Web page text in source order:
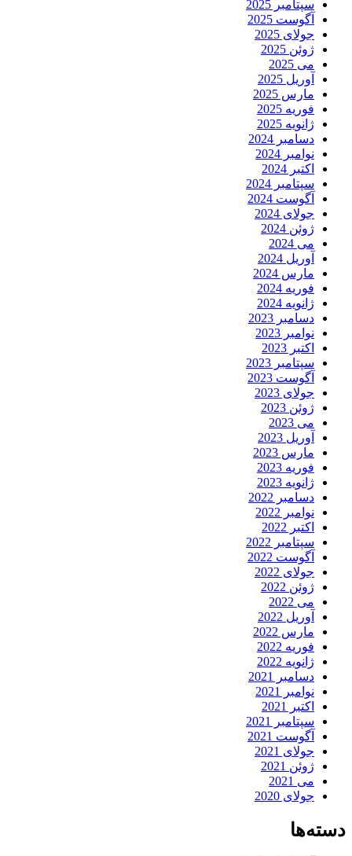
سپتامبر 2025
آگوست 2025
جولای 2025
ژوئن 2025
می 2025
آوریل 2025
مارس 2025
فوریه 2025
ژانویه 2025
دسامبر 2024
نوامبر 2024
اکتبر 2024
سپتامبر 2024
آگوست 2024
جولای 2024
ژوئن 2024
می 2024
آوریل 2024
مارس 2024
فوریه 2024
ژانویه 2024
دسامبر 2023
نوامبر 2023
اکتبر 2023
سپتامبر 2023
آگوست 2023
جولای 2023
ژوئن 2023
می 2023
آوریل 2023
مارس 2023
فوریه 2023
ژانویه 2023
دسامبر 2022
نوامبر 2022
اکتبر 2022
سپتامبر 2022
آگوست 2022
جولای 2022
ژوئن 2022
می 2022
آوریل 2022
مارس 2022
فوریه 2022
ژانویه 2022
دسامبر 2021
نوامبر 2021
اکتبر 2021
سپتامبر 2021
آگوست 2021
جولای 2021
ژوئن 2021
می 2021
جولای 2020
دسته‌ها